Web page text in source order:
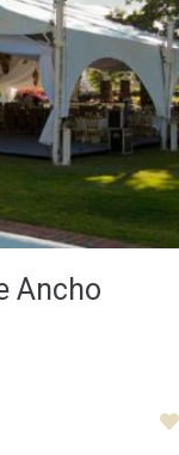
Ancho